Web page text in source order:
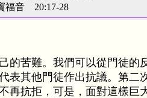
福音 20:17-28
的苦難。我們可以從門徒的
表其他門徒作出抗議。第二
再抗拒，可是，面對這樣巨